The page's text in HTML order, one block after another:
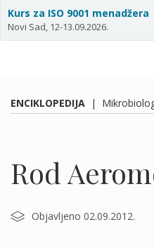
Kurs za ISO 9001 menadžera
Novi Sad, 12-13.09.2026.
ENCIKLOPEDIJA |
Rod
Objavljeno 02.09.2012.